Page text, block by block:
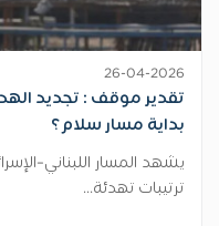
26-04-2026
تقدير موقف : تجديد
بداية مسار سلام؟
يشهد المسار
ترتيبات تهدئة...